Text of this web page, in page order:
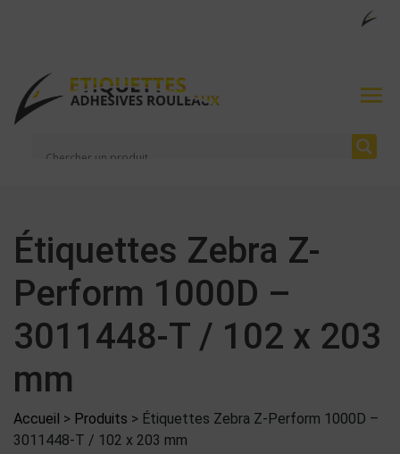
Étiquettes Zebra Z-
Perform 1000D –
3011448-T / 102 x 203
mm
Accueil > Produits > Étiquettes Zebra Z-Perform 1000D –
3011448-T / 102 x 203 mm